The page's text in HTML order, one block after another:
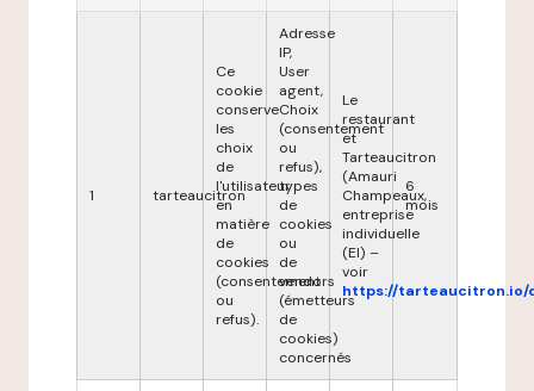
1 tarteaucitron
Ce
cookie
conserve
les
choix
de
l'utilisateur
en
matière
de
cookies
(consentement
ou
refus).
Adresse
IP,
User
agent,
Choix
(consentement
ou
refus),
types
de
cookies
ou
de
vendors
(émetteurs
de
cookies)
concernés
Le
restaurant
et
Tarteaucitron
(Amauri
Champeaux,
entreprise
individuelle
(EI) –
voir
https://tarteaucitron.io/
6
mois